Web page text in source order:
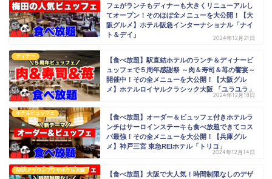
フェがランチもディナーも大きくリニューアルし
てオープン！そのほぼ全メニューを大公開！【大
阪グルメ】ホテル阪急インターナショナル「ナイ
ト＆デイ」
2024年12月21日
ディナー
【食べ放題】駅直結ホテルのランチ＆ディナービ
ュッフェで５周年感謝祭 ～肉＆寿司＆苺の饗宴～
開催中！その全メニューを大公開！【大阪グル
メ】ホテルロイヤルクラシック大阪 「ユラユラ」
2024年12月18日
ホテルビュッフェ
【食べ放題】オーダー＆ビュッフェ付きホテルラ
ンチはサーロインステーキも食べ放題できてコス
パ最強！その全メニューを大公開！【兵庫グル
メ】神戸三宮 東急REIホテル「トリコ」
2024年12月14日
ANAクラウンプラザホテル大阪
【食べ放題】大阪で大人気！時間制限なしのデザ